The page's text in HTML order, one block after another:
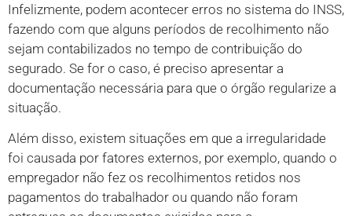
Infelizmente, podem acontecer erros no sistema do INSS,
fazendo com que alguns períodos de recolhimento não
sejam contabilizados no tempo de contribuição do
segurado. Se for o caso, é preciso apresentar a
documentação necessária para que o órgão regularize a
situação.
Além disso, existem situações em que a irregularidade
foi causada por fatores externos, por exemplo, quando o
empregador não fez os recolhimentos retidos nos
pagamentos do trabalhador ou quando não foram